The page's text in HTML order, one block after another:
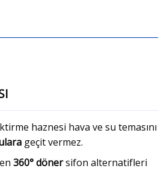
haznesi hava ve su temasını
geçit vermez.
360°dönersifon alternatifleri